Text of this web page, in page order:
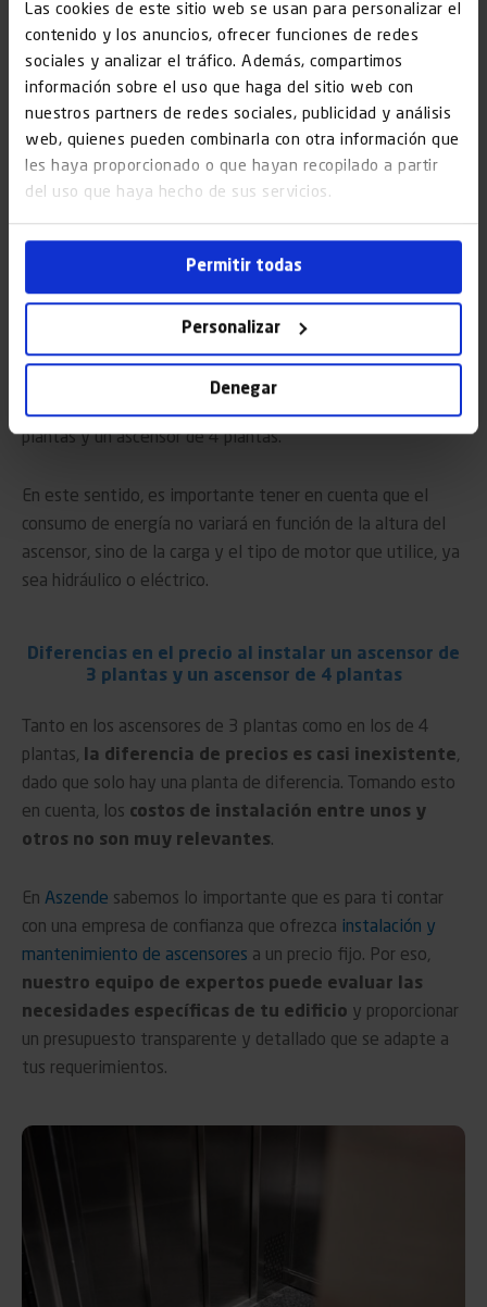
Las cookies de este sitio web se usan para personalizar el
contenido y los anuncios, ofrecer funciones de redes
sociales y analizar el tráfico. Además, compartimos
información sobre el uso que haga del sitio web con
nuestros partners de redes sociales, publicidad y análisis
web, quienes pueden combinarla con otra información que
les haya proporcionado o que hayan recopilado a partir
del uso que haya hecho de sus servicios.
Permitir todas
Personalizar
Denegar
escalera, construir uno desde cero, implica instalar los
componentes, realizar pruebas y ajustes, por lo que el
precio de instalar asciende y esto debe ser evaluado en el
presupuesto inicial.
Costos asociados al consumo de energía y
mantenimiento
plantas y un ascensor de 4 plantas?
Al igual que los factores anteriormente mencionados,
tanto el consumo de energía como el
mantenimiento influyenal momento de calcular
correctamente el precio de instalar un ascensor de 3
plantas y un ascensor de 4 plantas.
En este sentido, es importante tener en cuenta que el
consumo de energía no variará en función de la altura del
ascensor, sino de la carga y el tipo de motor que utilice, ya
sea hidráulico o eléctrico.
Diferencias en el precio al instalar un ascensor de
3 plantas y un ascensor de 4 plantas
Tanto en los ascensores de 3 plantas como en los de 4
plantas,
la diferencia de precios es casi inexistente,
dado que solo hay una planta de diferencia. Tomando esto
en cuenta, los costos de instalación entre unos y
otros no son muy relevantes.
En Aszende sabemos lo importante que es para ti contar
con una empresa de confianza que ofrezca instalación y
mantenimiento de ascensores a un precio fijo. Por eso,
nuestro equipo de expertos puede evaluar las
necesidades específicas de tu edificio y proporcionar
un presupuesto transparente y detallado que se adapte a
tus requerimientos.